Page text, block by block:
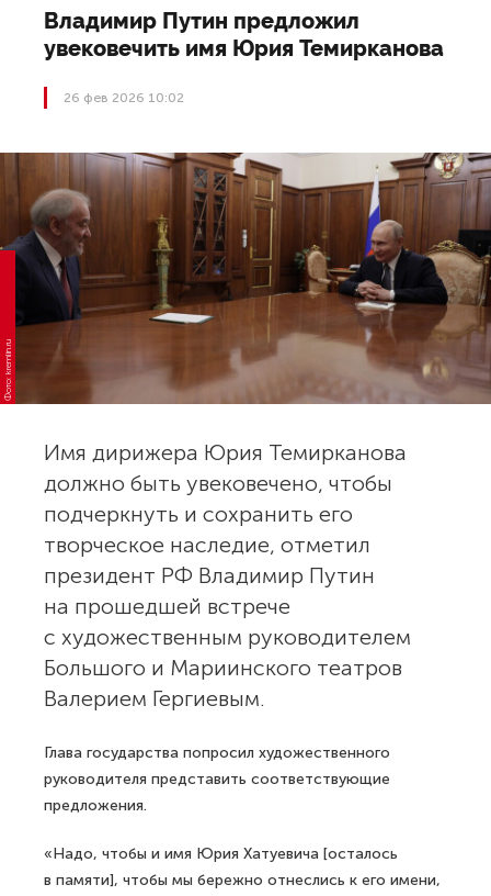
Владимир Путин предложил
увековечить имя Юрия Темирканова
26 фев 2026 10:02
Фото: kremlin.ru
Имя дирижера Юрия Темирканова
должно быть увековечено, чтобы
подчеркнуть и сохранить его
творческое наследие, отметил
президент РФ Владимир Путин
на прошедшей встрече
с художественным руководителем
Большого и Мариинского театров
Валерием Гергиевым.
Глава государства попросил художественного
руководителя представить соответствующие
предложения.
«Надо, чтобы и имя Юрия Хатуевича [осталось
в памяти], чтобы мы бережно отнеслись к его имени,